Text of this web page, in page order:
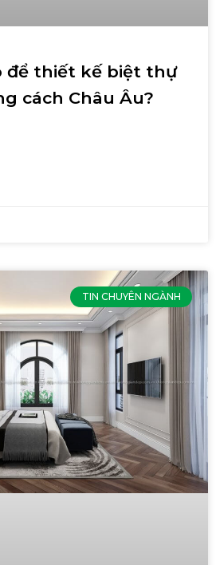
để thiết kế biệt thự
cách Châu Âu?
TIN CHUYÊN NGÀNH